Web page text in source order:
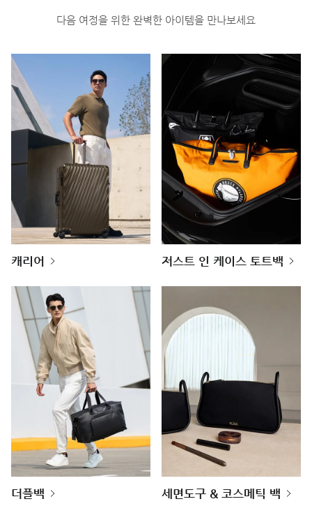
다음 여정을 위한 완벽한 아이템을 만나보세요
캐리어 저스트 인 케이스 토트백
더플백 세면도구 & 코스메틱 백